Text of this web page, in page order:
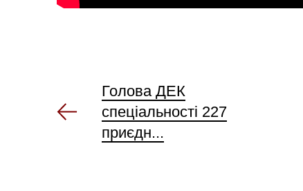
Голова ДЕК
спеціальності 227
приєдн...